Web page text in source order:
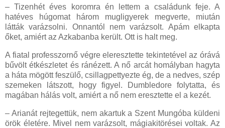
– Tizenhét éves koromra én lettem a családunk feje. A
hatéves húgomat három mugligyerek megverte, miután
látták varázsolni. Onnantól nem varázsolt. Apám elkapta
őket, amiért az Azkabanba került. Ott is halt meg.
A fiatal professzornő végre eleresztette tekintetével az órává
bűvölt étkészletet és ránézett. A nő arcát homályban hagyta
a háta mögött feszülő, csillagpettyezte ég, de a nedves, szép
szemeken látszott, hogy figyel. Dumbledore folytatta, és
magában hálás volt, amiért a nő nem eresztette el a kezét.
– Arianát rejtegettük, nem akartuk a Szent Mungóba küldeni
örök életére. Mivel nem varázsolt, mágiakitörései voltak. Az